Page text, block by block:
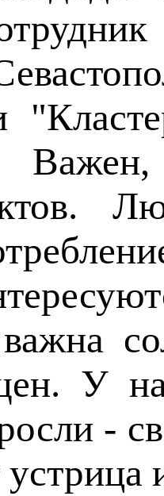
У
-